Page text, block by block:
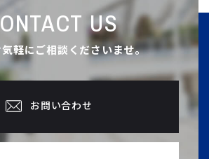
US
軽にご相談くださいませ。
お問い合わせ